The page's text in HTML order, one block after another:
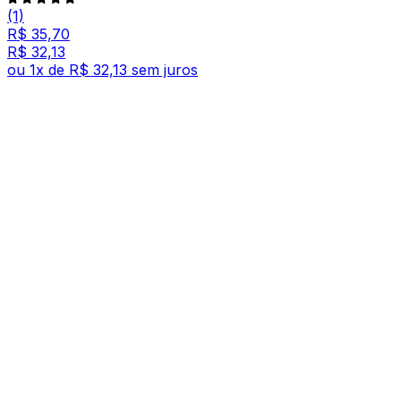
(1)
R$ 35,70
R$ 32,13
ou 1x de R$ 32,13 sem juros